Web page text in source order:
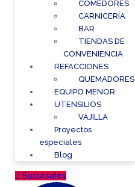
COMEDORES
CARNICERÍA
BAR
TIENDAS DE
CONVENIENCIA
REFACCIONES
QUEMADORES
EQUIPO MENOR
UTENSILIOS
VAJILLA
Proyectos
especiales
Blog
Sucursales